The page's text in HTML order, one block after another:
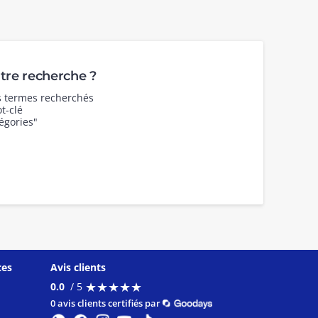
recherche ?
recherchés
clé
Avis clients
0.0 / 5 ★★★★★
★★★★★
0 avis clients certifiés par